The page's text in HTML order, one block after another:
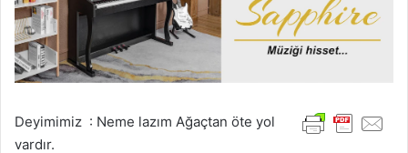
Deyimimiz : Neme lazım Ağaçtan öte yol
vardır.